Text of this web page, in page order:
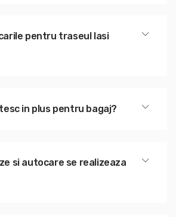
pentru traseul Iasi
in plus pentru bagaj?
si autocare se realizeaza